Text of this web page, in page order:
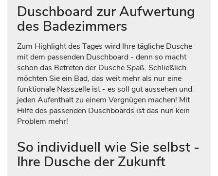
Duschboard zur Aufwertung
des Badezimmers
Zum Highlight des Tages wird Ihre tägliche Dusche
mit dem passenden Duschboard - denn so macht
schon das Betreten der Dusche Spaß. Schließlich
möchten Sie ein Bad, das weit mehr als nur eine
funktionale Nasszelle ist - es soll gut aussehen und
jeden Aufenthalt zu einem Vergnügen machen! Mit
Hilfe des passenden Duschboards ist das nun kein
Problem mehr!
So individuell wie Sie selbst -
Ihre Dusche der Zukunft